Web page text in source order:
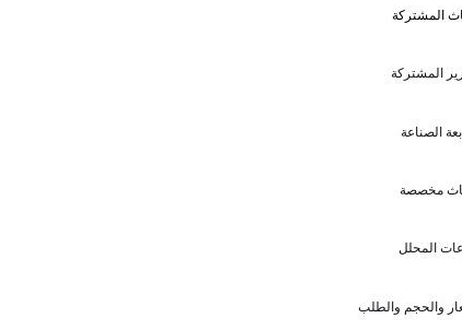
المشتركة
المشتركة
الصناعة
مخصصة
المحلل
والحجم والطلب